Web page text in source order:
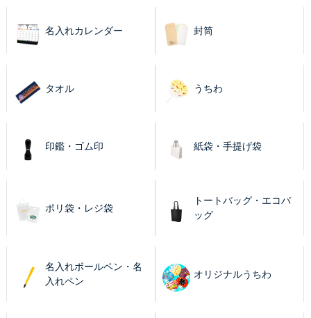
名入れカレンダー 封筒
タオル うちわ
印鑑・ゴム印 紙袋・手提げ袋
ポリ袋・レジ袋
トートバッグ・エコバ
ッグ
名入れボールペン・名
入れペン
オリジナルうちわ